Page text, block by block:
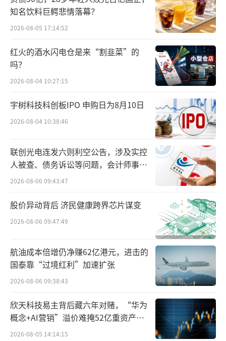
主力军；而微博是年轻人的议事场，也是麦当
劳粉丝聚集的乐园。为了让麦当劳更好地服务
消费者、服务粉丝，2024年底，麦当劳联手新
浪微博和新浪新闻，通过微博平台以及麦当劳
自有平台上的数据，深入了解年轻人的消费态
度、当下的餐饮消费趋势以及消费者对于麦当
劳的希望与期待。
通过逾40000份问卷、新浪新闻旗下数据可
视化栏目图数室对热搜话题的挖掘，结合微博
博文及用户画像、第三方数据及行业报告，麦
当劳与新浪微博、新浪新闻共同总结并发
布“年轻人餐饮消费五大趋势”：反向攀比，
更卷价值，让每一分钱花到刀刃上，注重餐饮
消费的性价比与多维体验；反对套路，追求简
单，拒绝繁琐复杂的促销方式，追求简单、透
明、直接的消费体验；期待惊喜，为情绪价值
买单，消费动机升级，餐饮消费中更加注重精
神层面的满足感；自由选择，重养自己，重视
内心需求，喜欢更具个性化的餐饮选择；吃得
好不好，美味排第一，不对食物品质妥协，关
知名饮料巨鳄悲情落幕？
2026-08-05 17:14:52
红火的酒水闪电仓是来“割韭菜”的
吗？
2026-08-04 10:27:15
宇树科技科创板IPO 申购日为8月10日
2026-08-04 10:38:46
联创光电连发六则利空公告，涉及实控
人被查、债务诉讼等问题，会计师事务
所曾出具“保留意见”
2026-08-06 09:43:47
股价异动背后 济民健康跨界芯片谋变
2026-08-06 09:47:49
航油成本倍增仍净赚62亿港元，进击的
国泰靠“过境红利”加速扩张
2026-08-06 09:38:43
欣天科技易主背后藏六年对赌，“华为
概念+AI营销”溢价难掩52亿重资产考
验
2026-08-05 14:14:15